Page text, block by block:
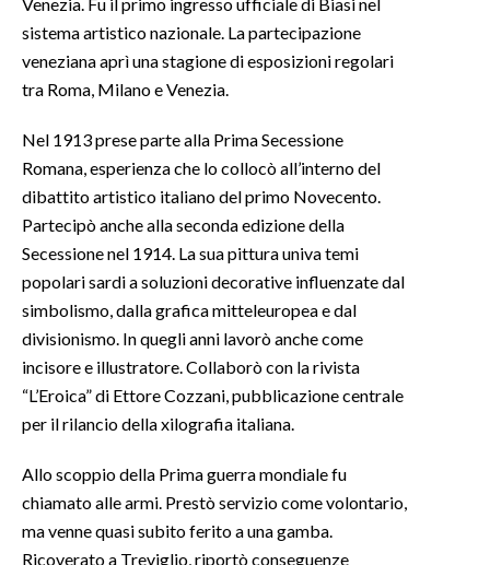
sistema artistico nazionale. La partecipazione
veneziana aprì una stagione di esposizioni regolari
tra Roma, Milano e Venezia.
Nel 1913 prese parte alla Prima Secessione
Romana, esperienza che lo collocò all’interno del
dibattito artistico italiano del primo Novecento.
Partecipò anche alla seconda edizione della
Secessione nel 1914. La sua pittura univa temi
popolari sardi a soluzioni decorative influenzate dal
simbolismo, dalla grafica mitteleuropea e dal
divisionismo. In quegli anni lavorò anche come
incisore e illustratore. Collaborò con la rivista
“L’Eroica” di Ettore Cozzani, pubblicazione centrale
per il rilancio della xilografia italiana.
Allo scoppio della Prima guerra mondiale fu
chiamato alle armi. Prestò servizio come volontario,
ma venne quasi subito ferito a una gamba.
Ricoverato a Treviglio, riportò conseguenze